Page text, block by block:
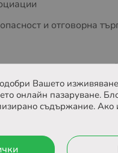
и отговорна
на деца и домашни
магазин от
Вашето
онлайн пазаруване.
съдържание. Ако